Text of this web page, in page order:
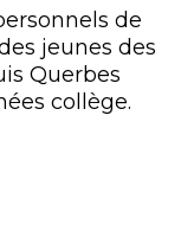
de
jeunes des
Querbes
collège.